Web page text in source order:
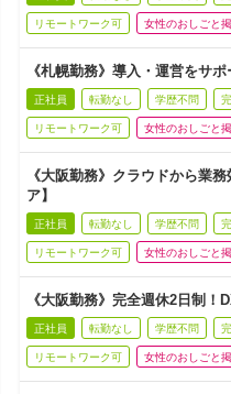
リモートワーク可 女性のおしごと
《札幌勤務》導入・運営をサ
正社員 転勤なし 学歴不問
リモートワーク可 女性のおしごと
《大阪勤務》クラウドから業
ア】
正社員 転勤なし 学歴不問
リモートワーク可 女性のおしごと
《大阪勤務》完全週休2日制！
正社員 転勤なし 学歴不問
リモートワーク可 女性のおしごと